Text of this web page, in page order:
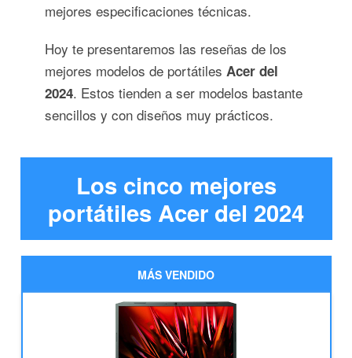
mejores especificaciones técnicas.
Hoy te presentaremos las reseñas de los
mejores modelos de portátilesAcer del
2024. Estos tienden a ser modelos bastante
sencillos y con diseños muy prácticos.
Los cinco mejores
portátiles Acer del 2024
MÁS VENDIDO